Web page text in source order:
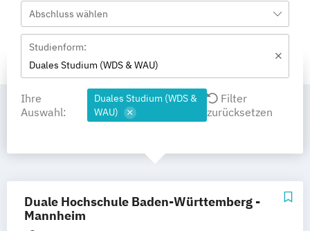
Abschluss wählen
Studienform:
Duales Studium (WDS & WAU)
Ihre
Auswahl:
Duales Studium (WDS &
WAU)
Filter
zurücksetzen
Duale Hochschule Baden-Württemberg -
Mannheim